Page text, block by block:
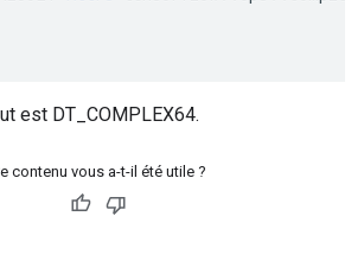
est DT_COMPLEX64.
contenu vous a-t-il été utile ?